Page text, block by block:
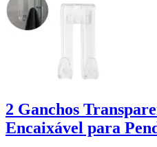
2 Ganchos
Encaixável para